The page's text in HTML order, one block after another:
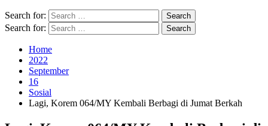
Search for:
Search for:
Home
2022
September
16
Sosial
Lagi, Korem 064/MY Kembali Berbagi di Jumat Berkah